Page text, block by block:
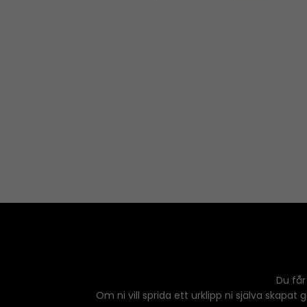
Du
Om ni vill sprida ett urklipp ni själva